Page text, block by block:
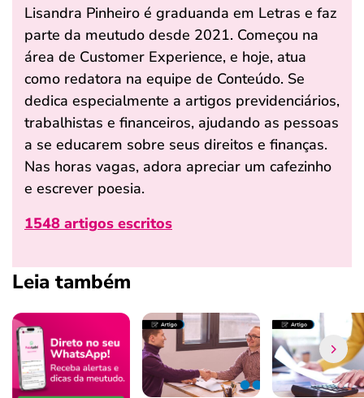
Lisandra Pinheiro é graduanda em Letras e faz
parte da meutudo desde 2021. Começou na
área de Customer Experience, e hoje, atua
como redatora na equipe de Conteúdo. Se
dedica especialmente a artigos previdenciários,
trabalhistas e financeiros, ajudando as pessoas
a se educarem sobre seus direitos e finanças.
Nas horas vagas, adora apreciar um cafezinho
e escrever poesia.
1548 artigos escritos
Leia também